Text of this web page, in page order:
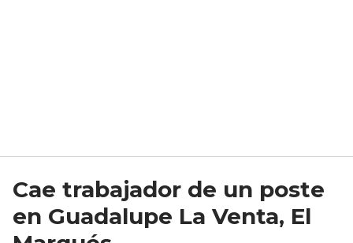
Cae trabajador de un poste
en Guadalupe La Venta, El